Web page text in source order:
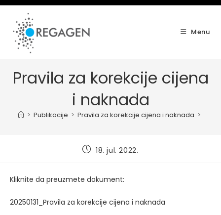
Skip
content
Menu
Pravila za korekcije cijena
i naknada
> Publikacije > Pravila za korekcije cijena i naknada >
Post18. jul. 2022.
Kliknite da preuzmete dokument:
20250131_Pravila za korekcije cijena i naknada